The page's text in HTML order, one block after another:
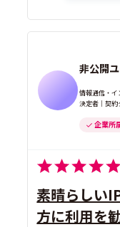
非公開
情報通信・
決定者｜契約
企業所
素晴らしい
方に利用を